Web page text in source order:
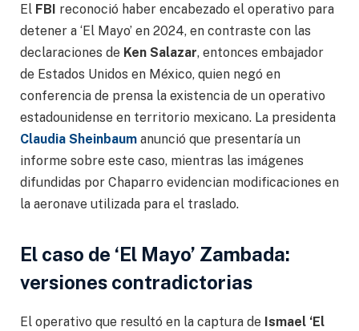
El FBI reconoció haber encabezado el operativo para
detener a ‘El Mayo’ en 2024, en contraste con las
declaraciones de Ken Salazar, entonces embajador
de Estados Unidos en México, quien negó en
conferencia de prensa la existencia de un operativo
estadounidense en territorio mexicano. La presidenta
Claudia Sheinbaum anunció que presentaría un
informe sobre este caso, mientras las imágenes
difundidas por Chaparro evidencian modificaciones en
la aeronave utilizada para el traslado.
El caso de ‘El Mayo’ Zambada:
versiones contradictorias
El operativo que resultó en la captura de Ismael ‘El